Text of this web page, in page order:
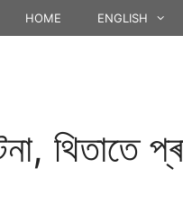
HOME ENGLISH
থিতাতে